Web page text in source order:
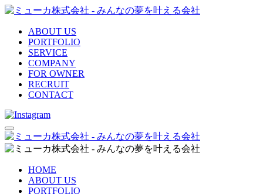
ABOUT US
PORTFOLIO
SERVICE
COMPANY
FOR OWNER
RECRUIT
CONTACT
HOME
ABOUT US
PORTFOLIO